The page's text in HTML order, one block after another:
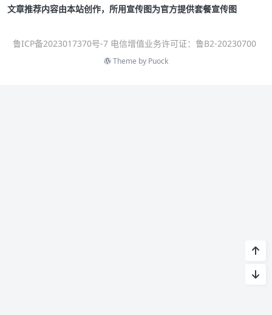
文章推荐内容由本站创作，所用宣传图为官方提供套餐宣传图
鲁ICP备2023017370号-7 电信增值业务许可证：鲁B2-20230700
Theme by Puock